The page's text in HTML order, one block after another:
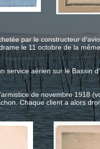
par le constructeur
le 11 octobre de la
service aérien sur le Bassin
de novembre 1918
Chaque client a alors